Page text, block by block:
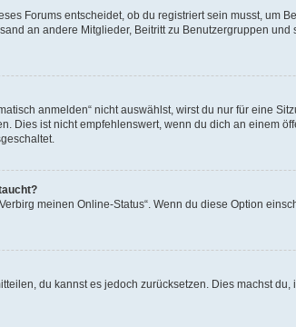
Forums entscheidet, ob du registriert sein musst, um
an andere Mitglieder, Beitritt zu Benutzergruppen
anmelden“ nicht auswählst, wirst du nur für eine
Dies ist nicht empfehlenswert, wenn du dich an einem
meinen Online-Status“. Wenn du diese Option
du kannst es jedoch zurücksetzen. Dies machst